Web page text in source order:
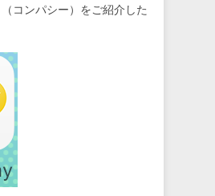
コンパシー）をご紹介した